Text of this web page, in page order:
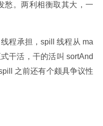
愁。两利相衡取其大，一
程承担，spill 线程从 ma
干活，干的活叫 sortAnd
之前还有个颇具争议性